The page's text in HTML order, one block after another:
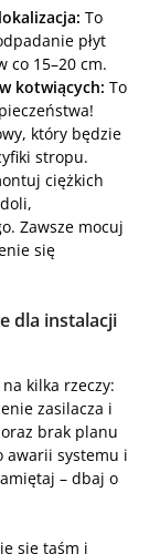
To
płyt
co 15–20 cm.
kotwiących: To
który będzie
stropu.
ciężkich
Zawsze mocuj
się
dla instalacji
kilka rzeczy:
zasilacza i
brak planu
awarii systemu i
– dbaj o
się taśm i